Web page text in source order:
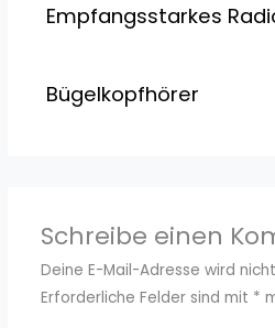
Empfangsstarkes
Bügelkopfhörer
Schreibe einen
Deine E-Mail-Adresse wird
Erforderliche Felder sind mit *